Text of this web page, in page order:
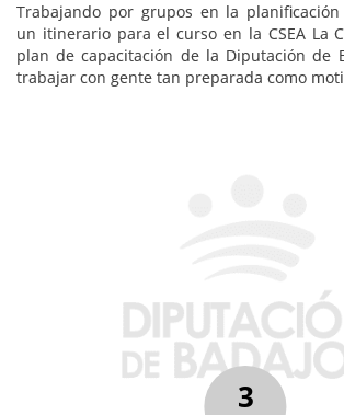
Trabajando por grupos en la
un itinerario para el curso en la CSEA La
plan de capacitación de la Diputación de
trabajar con gente tan preparada como
3